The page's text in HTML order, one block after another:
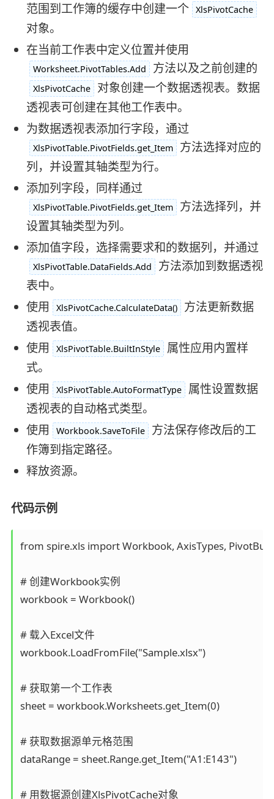
范围到工作簿的缓存中创建一个 XlsPivotCache
对象。
在当前工作表中定义位置并使用
Worksheet.PivotTables.Add 方法以及之前创建的
XlsPivotCache
对象创建一个数据透视表。数据
透视表可创建在其他工作表中。
为数据透视表添加行字段，通过
XlsPivotTable.PivotFields.get_Item
方法选择对应的
列，并设置其轴类型为行。
添加列字段，同样通过
XlsPivotTable.PivotFields.get_Item
方法选择列，并
设置其轴类型为列。
添加值字段，选择需要求和的数据列，并通过
XlsPivotTable.DataFields.Add
方法添加到数据透视
表中。
使用
XlsPivotCache.CalculateData()
方法更新数据
透视表值。
使用
XlsPivotTable.BuiltInStyle
属性应用内置样
式。
使用
XlsPivotTable.AutoFormatType
属性设置数据
透视表的自动格式类型。
使用
Workbook.SaveToFile
方法保存修改后的工
作簿到指定路径。
释放资源。
代码示例
from spire.xls import Workbook, AxisTypes,
# 创建Workbook实例
workbook = Workbook()
# 载入Excel文件
workbook.LoadFromFile("Sample.xlsx")
# 获取第一个工作表
sheet = workbook.Worksheets.get_Item(0)
# 获取数据源单元格范围
dataRange = sheet.Range.get_Item("A1:E143")
# 用数据源创建XlsPivotCache对象